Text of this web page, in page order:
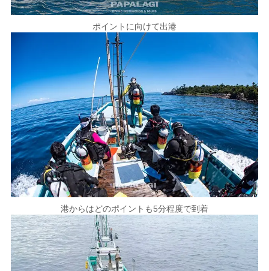
ポイントに向けて出港
港からはどのポイントも5分程度で到着